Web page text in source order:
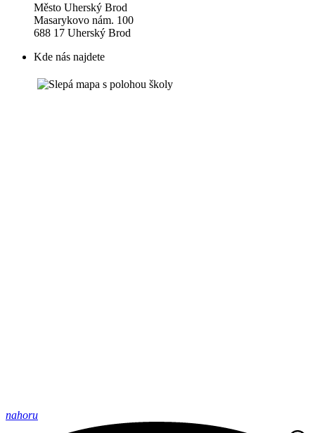
Město Uherský Brod
Masarykovo nám. 100
688 17 Uherský Brod
Kde nás najdete
nahoru